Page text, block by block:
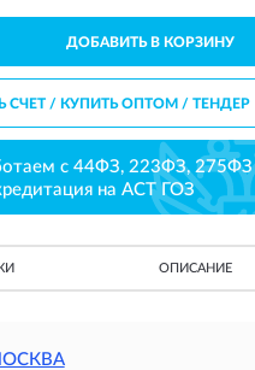
ДОБАВИТЬ В КОРЗИНУ
СЧЕТ / КУПИТЬ ОПТОМ/ ТЕНДЕР
с 44ФЗ, 223ФЗ, 275ФЗ
на АСТ ГОЗ
ОПИСАНИЕ